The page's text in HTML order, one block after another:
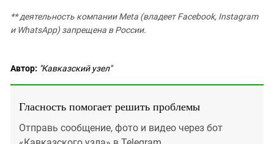
** деятельность компании Meta (владеет Facebook, Instagram
и WhatsApp) запрещена в России.
Автор: "Кавказский узел"
Гласность помогает решить проблемы
Отправь сообщение, фото и видео через бот